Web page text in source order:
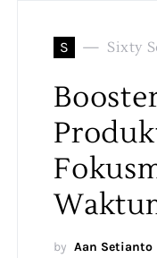
S Sixty
by Aan Setianto